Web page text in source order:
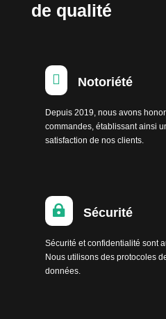
de qualité
 Notoriété
Depuis 2019, nous avons
commandes, établissant ainsi
satisfaction de nos clients.
 Sécurité
Sécurité et confidentialité sont
Nous utilisons des protocoles
données.